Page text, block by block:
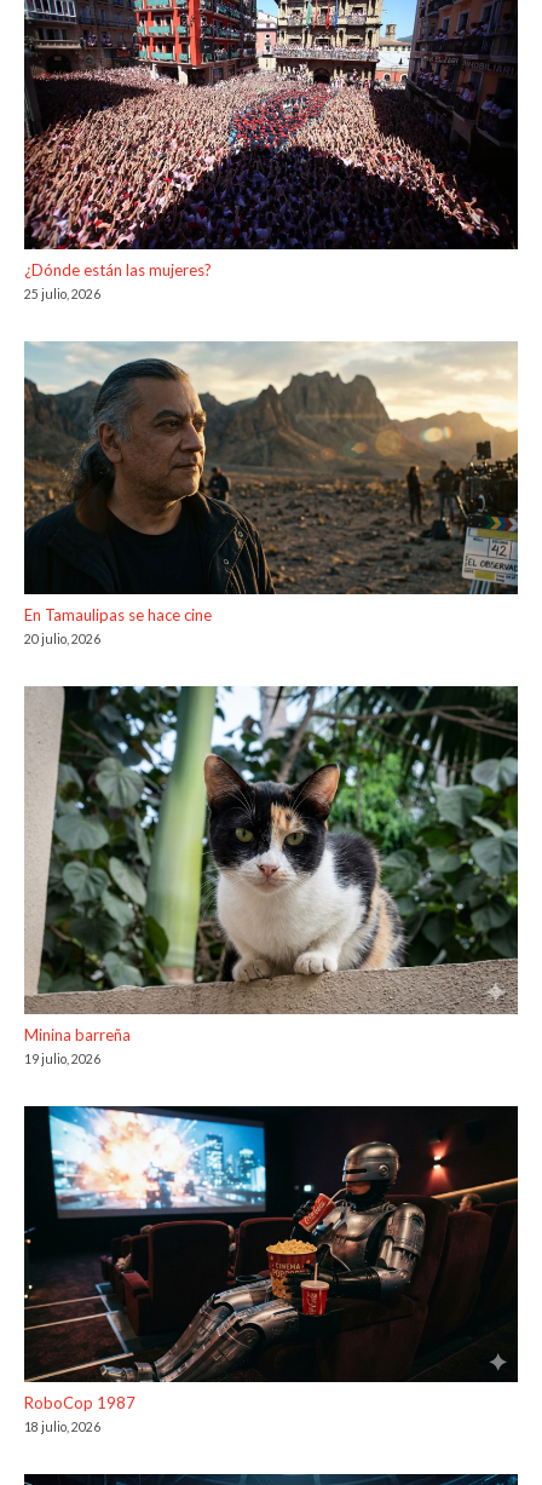
¿Dónde están las mujeres?
25 julio, 2026
En Tamaulipas se hace cine
20 julio, 2026
Minina barreña
19 julio, 2026
RoboCop 1987
18 julio, 2026